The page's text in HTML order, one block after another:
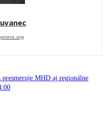
MHD aj regionálne